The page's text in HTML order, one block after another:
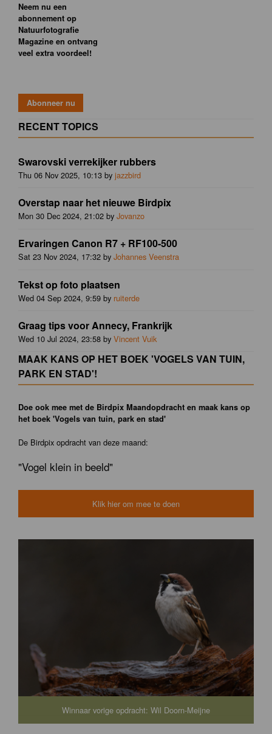
Neem nu een
abonnement op
Natuurfotografie
Magazine en ontvang
veel extra voordeel!
RECENT TOPICS
Swarovski verrekijker rubbers
Thu 06 Nov 2025, 10:13 by jazzbird
Overstap naar het nieuwe Birdpix
Mon 30 Dec 2024, 21:02 by Jovanzo
Ervaringen Canon R7 + RF100-500
Sat 23 Nov 2024, 17:32 by Johannes Veenstra
Tekst op foto plaatsen
Wed 04 Sep 2024, 9:59 by ruiterde
Graag tips voor Annecy, Frankrijk
Wed 10 Jul 2024, 23:58 by Vincent Vuik
MAAK KANS OP HET BOEK 'VOGELS VAN TUIN,
PARK EN STAD'!
Doe ook mee met de Birdpix Maandopdracht en maak kans op
het boek 'Vogels van tuin, park en stad'
De Birdpix opdracht van deze maand:
"Vogel klein in beeld"
Klik hier om mee te doen
Winnaar vorige opdracht: Wil Doorn-Meijne